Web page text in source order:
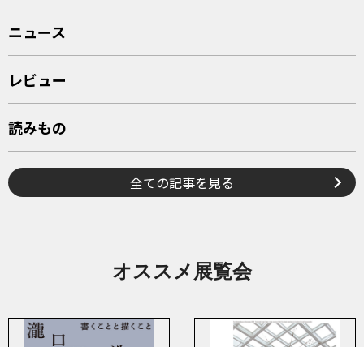
ニュース
レビュー
読みもの
全ての記事を見る
オススメ展覧会